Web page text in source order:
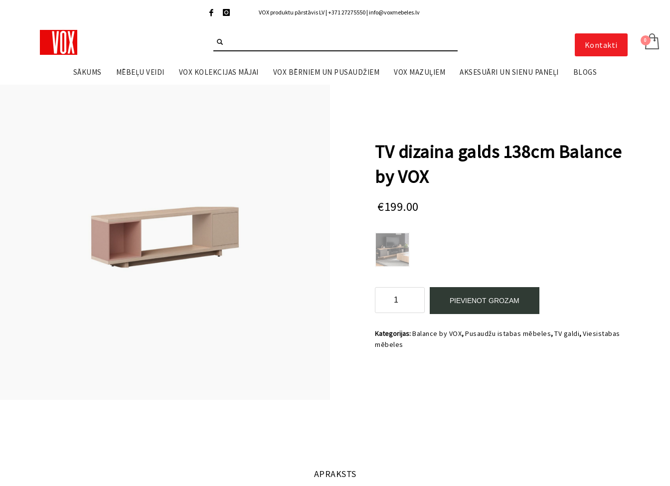
VOX produktu pārstāvis LV | +371 27275550 | info@voxmebeles.lv
Kontakti
SĀKUMS MĒBEĻU VEIDI VOX KOLEKCIJAS MĀJAI VOX BĒRNIEM UN PUSAUDŽIEM VOX MAZUĻIEM AKSESUĀRI UN SIENU PANEĻI BLOGS
TV dizaina galds 138cm Balance
by VOX
€199.00
dizaina
galds
Balance
by
PIEVIENOT GROZAM
Kategorijas:Balance by VOX,Pusaudžu istabas mēbeles,TV galdi,Viesistabas
mēbeles
APRAKSTS